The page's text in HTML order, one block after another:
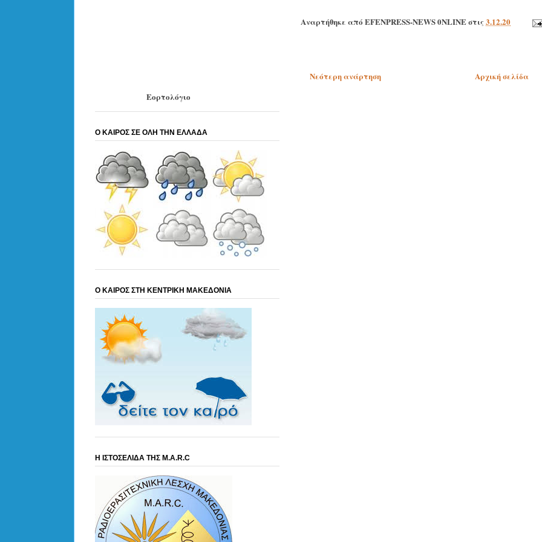
Αναρτήθηκε από EFENPRESS-NEWS 0NLINEστις 3.12.20
Νεότερη ανάρτηση Αρχική σελίδα
Εορτολόγιο
Ο ΚΑΙΡΟΣ ΣΕ ΟΛΗ ΤΗΝ ΕΛΛΑΔΑ
Ο ΚΑΙΡΟΣ ΣΤΗ ΚΕΝΤΡΙΚΗ ΜΑΚΕΔΟΝΙΑ
Η ΙΣΤΟΣΕΛΙΔΑ ΤΗΣ M.A.R.C